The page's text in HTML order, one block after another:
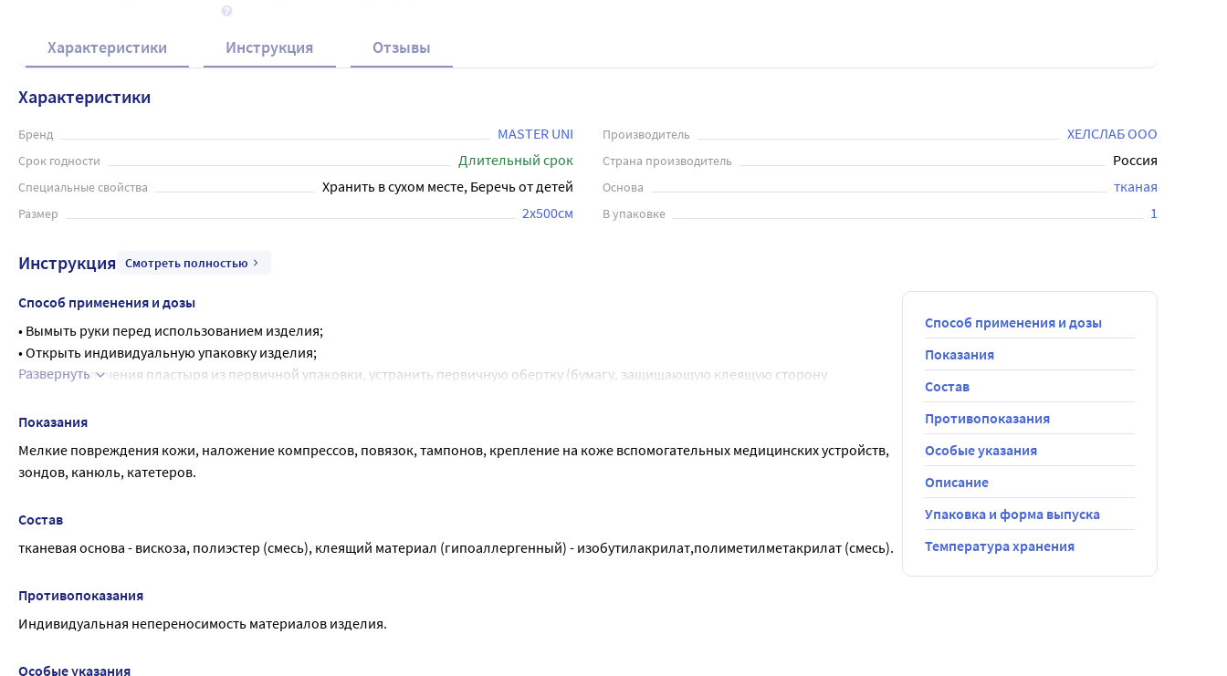
Характеристики Инструкция Отзывы
Характеристики
Бренд MASTER UNI Производитель ХЕЛСЛАБ ООО
Срок годности Длительный срок Страна производитель Россия
Специальные свойства Хранить в сухом месте, Беречь от детей Основа тканая
Размер 2x500см В упаковке 1
Инструкция Смотреть полностью
Способ применения и дозы
• Вымыть руки перед использованием изделия;
• Открыть индивидуальную упаковку изделия;
• После извлечения пластыря из первичной упаковки, устранить первичную обертку (бумагу, защищающую клеящую сторону
• Отрезать от лейкопластыря полоску необходимого размера, устранить первичную обертку, клейкой стороной наложить на повязку/
Развернуть
Показания
Мелкие повреждения кожи, наложение компрессов, повязок, тампонов, крепление на коже вспомогательных медицинских устройств,
зондов, канюль, катетеров.
Состав
тканевая основа - вискоза, полиэстер (смесь), клеящий материал (гипоаллергенный) - изобутилакрилат,полиметилметакрилат (смесь).
Противопоказания
Индивидуальная непереносимость материалов изделия.
Особые указания
Способ применения и дозы
Показания
Состав
Противопоказания
Особые указания
Описание
Упаковка и форма выпуска
Температура хранения